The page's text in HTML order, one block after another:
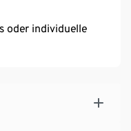
oder individuelle